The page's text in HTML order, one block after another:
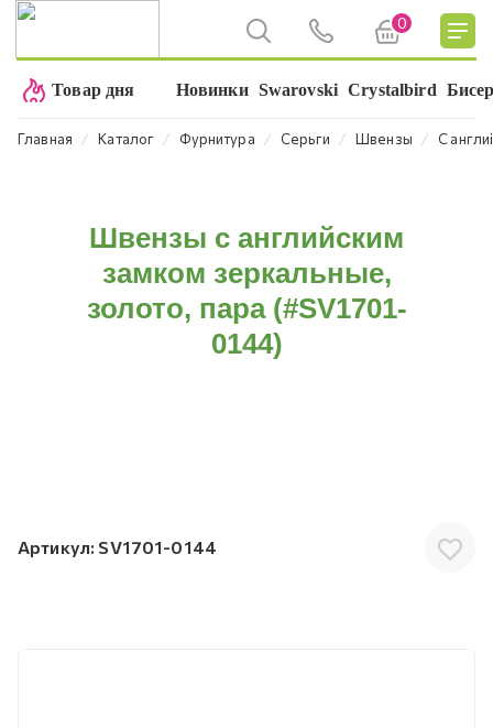
0
Товар дня Новинки Swarovski Crystalbird
Главная ⁄ Каталог ⁄ Фурнитура ⁄ Серьги ⁄ Швензы ⁄ С
Швензы с английским
замком зеркальные,
золото, пара (#SV1701-
0144)
Артикул: SV1701-0144